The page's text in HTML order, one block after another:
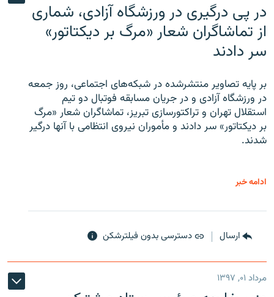
در پی درگیری در ورزشگاه آزادی، شماری
از تماشاگران شعار «مرگ بر دیکتاتور»
سر دادند
بر پایه تصاویر منتشرشده در شبکه‌های اجتماعی، روز جمعه
در ورزشگاه آزادی و در جریان مسابقه فوتبال دو تیم
استقلال تهران و تراکتورسازی تبریز، تماشاگران شعار «مرگ
بر دیکتاتور» سر دادند و مأموران نیروی انتظامی با آنها درگیر
شدند.
ادامه خبر
ارسال دسترسی بدون فیلترشکن
مرداد ۰۱, ۱۳۹۷